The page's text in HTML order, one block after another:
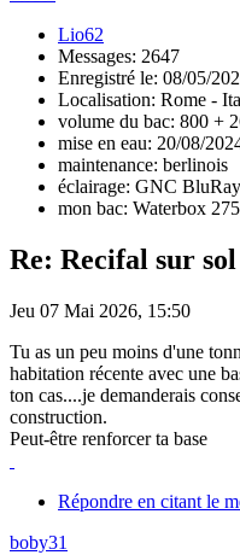
Lio62
Messages: 2647
Enregistré le: 08/05/
Localisation: Rome -
volume du bac: 800 +
mise en eau: 20/08/
maintenance: berlinois
éclairage: GNC
mon bac: Waterbox
Re: Recifal sur
Jeu 07 Mai 2026, 15:50
Tu as un peu moins d'une
habitation récente avec une
ton cas....je demanderais
construction.
Peut-être renforcer ta base
Répondre en citant le
boby31